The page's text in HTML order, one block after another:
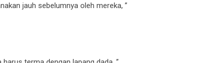
jauh sebelumnya oleh mereka, ”